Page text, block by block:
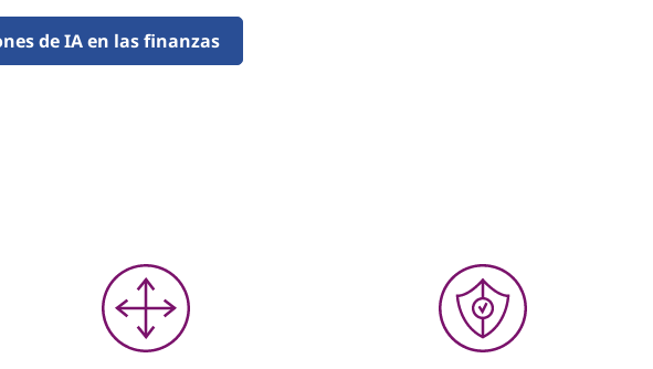
de IA en las finanzas